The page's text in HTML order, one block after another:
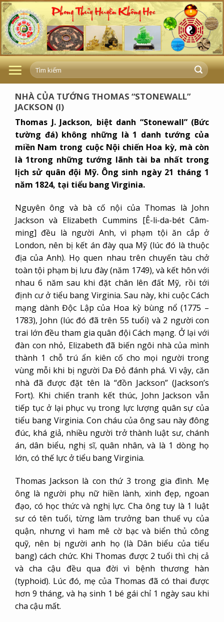
Skip
to
content
NHÀ CỦA TƯỚNG THOMAS “STONEWALL”
JACKSON (I)
Thomas J. Jackson, biệt danh “Stonewall” (Bức
tường đá) không những là 1 danh tướng của
miền Nam trong cuộc Nội chiến Hoa kỳ, mà còn
là 1trong những tướng lãnh tài ba nhất trong
lịch sử quân đội Mỹ. Ông sinh ngày 21 tháng 1
năm 1824, tại tiểu bang Virginia.
Nguyên ông và bà cố nội của Thomas là John
Jackson và Elizabeth Cummins [Ê-li-da-bét Câm-
ming] đều là người Anh, vì phạm tội ăn cắp ở
London, nên bị kết án đày qua Mỹ (lúc đó là thuộc
địa của Anh). Họ quen nhau trên chuyến tàu chở
toàn tội phạm bị lưu đày (năm 1749), và kết hôn với
nhau 6 năm sau khi đặt chân lên đất Mỹ, rồi tới
định cư ở tiểu bang Virginia. Sau này, khi cuộc Cách
mạng dành Độc Lập của Hoa kỳ bùng nổ (1775 –
1783), John (lúc đó đã trên 55 tuổi) và 2 người con
trai lớn đều tham gia quân đội Cách mạng. Ở lại với
đàn con nhỏ, Elizabeth đã biến ngôi nhà của mình
thành 1 chỗ trú ẩn kiên cố cho mọi người trong
vùng mỗi khi bị người Da Đỏ đánh phá. Vì vậy, căn
nhà đã được đặt tên là “đồn Jackson” (Jackson’s
Fort). Khi chiến tranh kết thúc, John Jackson vẫn
tiếp tục ở lại phục vụ trong lực lượng quân sự của
tiểu bang Virginia. Con cháu của ông sau này đông
đúc, khá giả, nhiều người trở thành luật sư, chánh
án, dân biểu, nghị sĩ, quân nhân, và là 1 dòng họ
lớn, có thế lực ở tiểu bang Virginia.
Thomas Jackson là con thứ 3 trong gia đình. Mẹ
ông là người phụ nữ hiền lành, xinh đẹp, ngoan
đạo, có học thức và nghị lực. Cha ông tuy là 1 luật
sư có tên tuổi, từng làm trưởng ban thuế vụ của
quận, nhưng vì ham mê cờ bạc và biển thủ công
quỹ, nên bị người anh họ (là Dân biểu của tiểu
bang) cách chức. Khi Thomas được 2 tuổi thì chị cả
và cha cậu đều qua đời vì bệnh thương hàn
(typhoid). Lúc đó, mẹ của Thomas đã có thai được
hơn 9 tháng, và hạ sinh 1 bé gái chỉ 1 ngày sau khi
cha cậu mất.